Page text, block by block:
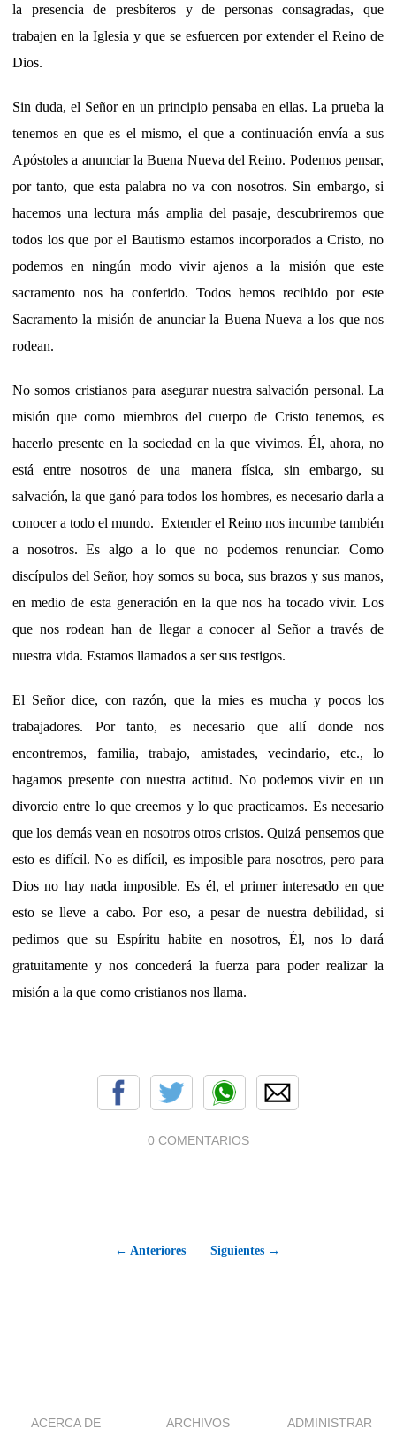
la presencia de presbíteros y de personas consagradas, que
trabajen en la Iglesia y que se esfuercen por extender el Reino de
Dios.
Sin duda, el Señor en un principio pensaba en ellas. La prueba la
tenemos en que es el mismo, el que a continuación envía a sus
Apóstoles a anunciar la Buena Nueva del Reino. Podemos pensar,
por tanto, que esta palabra no va con nosotros. Sin embargo, si
hacemos una lectura más amplia del pasaje, descubriremos que
todos los que por el Bautismo estamos incorporados a Cristo, no
podemos en ningún modo vivir ajenos a la misión que este
sacramento nos ha conferido. Todos hemos recibido por este
Sacramento la misión de anunciar la Buena Nueva a los que nos
rodean.
No somos cristianos para asegurar nuestra salvación personal. La
misión que como miembros del cuerpo de Cristo tenemos, es
hacerlo presente en la sociedad en la que vivimos. Él, ahora, no
está entre nosotros de una manera física, sin embargo, su
salvación, la que ganó para todos los hombres, es necesario darla a
conocer a todo el mundo. Extender el Reino nos incumbe también
a nosotros. Es algo a lo que no podemos renunciar. Como
discípulos del Señor, hoy somos su boca, sus brazos y sus manos,
en medio de esta generación en la que nos ha tocado vivir. Los
que nos rodean han de llegar a conocer al Señor a través de
nuestra vida. Estamos llamados a ser sus testigos.
El Señor dice, con razón, que la mies es mucha y pocos los
trabajadores. Por tanto, es necesario que allí donde nos
encontremos, familia, trabajo, amistades, vecindario, etc., lo
hagamos presente con nuestra actitud. No podemos vivir en un
divorcio entre lo que creemos y lo que practicamos. Es necesario
que los demás vean en nosotros otros cristos. Quizá pensemos que
esto es difícil. No es difícil, es imposible para nosotros, pero para
Dios no hay nada imposible. Es él, el primer interesado en que
esto se lleve a cabo. Por eso, a pesar de nuestra debilidad, si
pedimos que su Espíritu habite en nosotros, Él, nos lo dará
gratuitamente y nos concederá la fuerza para poder realizar la
misión a la que como cristianos nos llama.
0 COMENTARIOS
← Anteriores Siguientes →
ACERCA DE ARCHIVOS ADMINISTRAR